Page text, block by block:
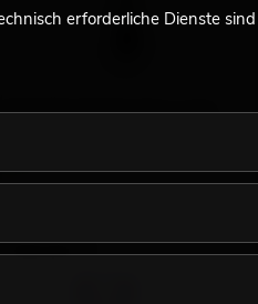
DIMAVERY MM-501 E-Bass, weiß
159,00€
erforderliche Dienste sind